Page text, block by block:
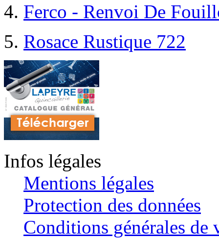
Ferco - Renvoi De
Rosace Rustique 722
Infos légales
Mentions légales
Protection des données
Conditions générales de